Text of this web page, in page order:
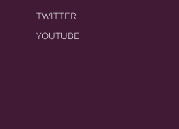
TWITTER
YOUTUBE